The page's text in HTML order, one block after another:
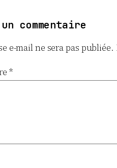
commentaire
e-mail ne sera pas publiée.
*